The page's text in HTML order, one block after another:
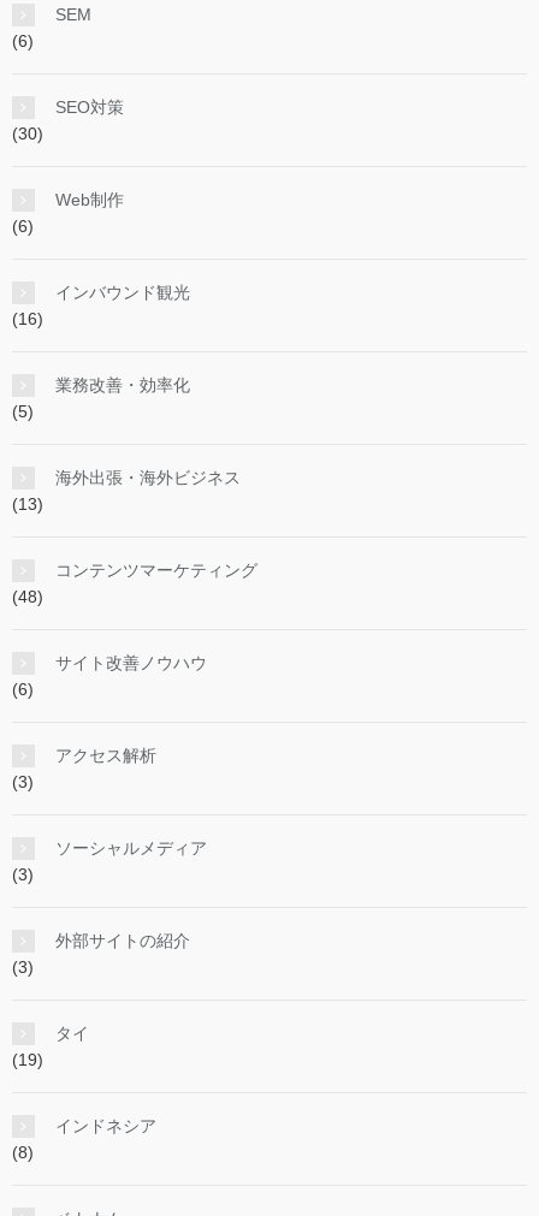
SEM
(6)
SEO対策
(30)
Web制作
(6)
インバウンド観光
(16)
業務改善・効率化
(5)
海外出張・海外ビジネス
(13)
コンテンツマーケティング
(48)
サイト改善ノウハウ
(6)
アクセス解析
(3)
ソーシャルメディア
(3)
外部サイトの紹介
(3)
タイ
(19)
インドネシア
(8)